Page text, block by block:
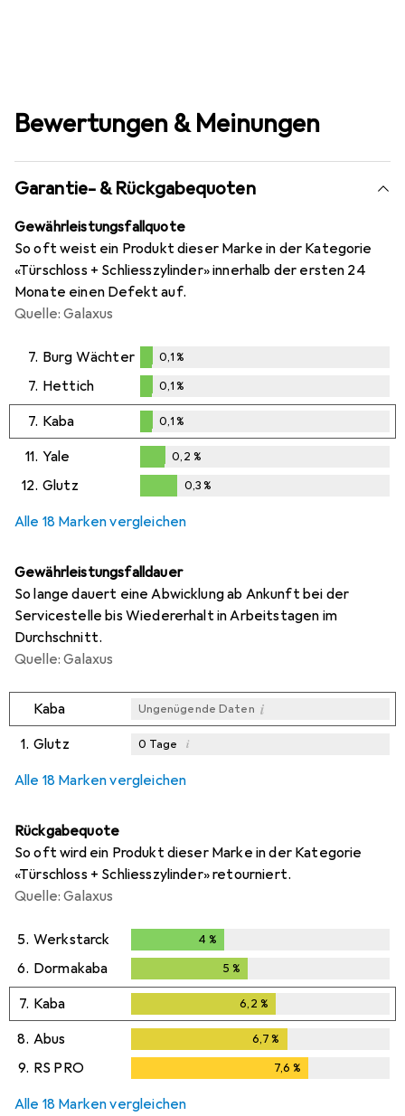
Bewertungen & Meinungen
Garantie- & Rückgabequoten
Gewährleistungsfallquote
So oft weist ein Produkt dieser Marke in der Kategorie
«Türschloss + Schliesszylinder» innerhalb der ersten 24
Monate einen Defekt auf.
Quelle: Galaxus
7. Burg Wächter
%
0,1%
7. Hettich
0,1%
0,1%
7. Kaba
0,1%
0,1%
11. Yale
0,2%
0,2 %
12. Glutz 0,3%
Alle 18 Marken vergleichen
Gewährleistungsfalldauer
So lange dauert eine Abwicklung ab Ankunft bei der
Servicestelle bis Wiedererhalt in Arbeitstagen im
Durchschnitt.
Quelle: Galaxus
Kaba Ungenügende Daten i
1. Glutz 0 Tage i
Alle 18 Marken vergleichen
Rückgabequote
So oft wird ein Produkt dieser Marke in der Kategorie
«Türschloss + Schliesszylinder» retourniert.
Quelle: Galaxus
5. Werkstarck 4 %
6. Dormakaba 5 %
7. Kaba 6,2 %
8. Abus 6,7%
9. RS PRO 7,6 %
Alle 18 Marken vergleichen